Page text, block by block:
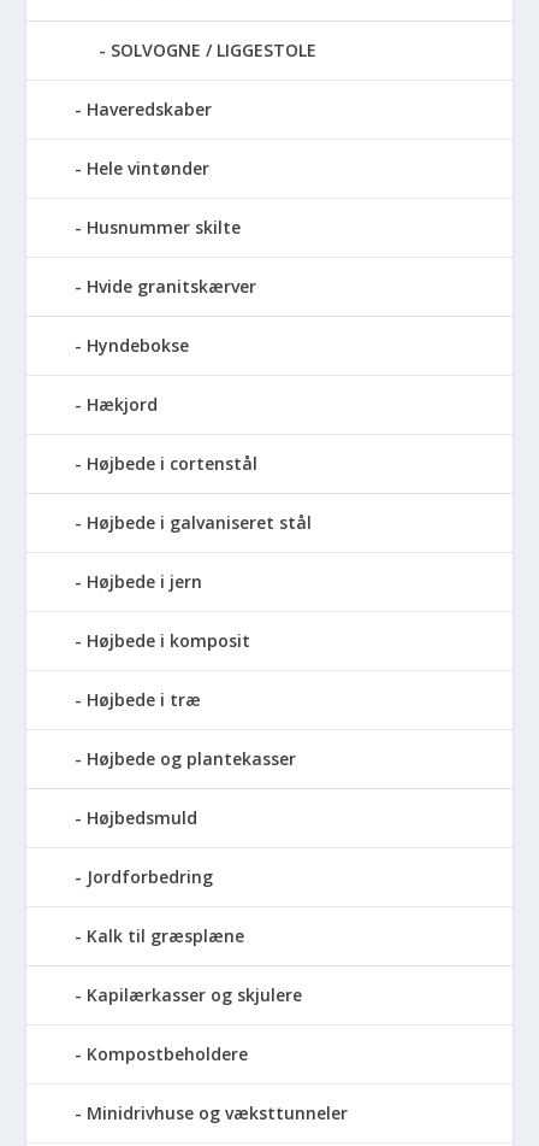
SOLVOGNE / LIGGESTOLE
Haveredskaber
Hele vintønder
Husnummer skilte
Hvide granitskærver
Hyndebokse
Hækjord
Højbede i cortenstål
Højbede i galvaniseret stål
Højbede i jern
Højbede i komposit
Højbede i træ
Højbede og plantekasser
Højbedsmuld
Jordforbedring
Kalk til græsplæne
Kapilærkasser og skjulere
Kompostbeholdere
Minidrivhuse og væksttunneler